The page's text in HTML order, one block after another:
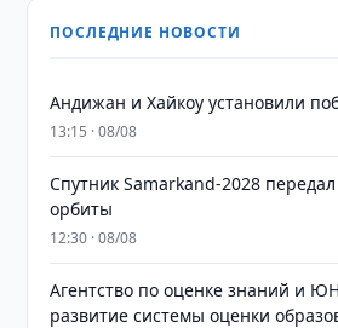
ПОСЛЕДНИЕ НОВОСТИ
Андижан и Хайкоу установили
13:15 · 08/08
Спутник Samarkand-2028
орбиты
12:30 · 08/08
Агентство по оценке знаний и
развитие системы оценки